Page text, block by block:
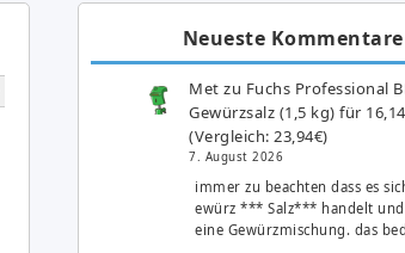
Neueste Kommentare
Met zu Fuchs Professional
Gewürzsalz (1,5 kg) für
(Vergleich: 23,94€)
7. August 2026
immer zu beachten dass es
ewürz *** Salz*** handelt
eine Gewürzmischung. das